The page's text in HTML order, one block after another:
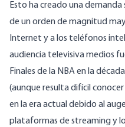
Esto ha creado una demanda
de un orden de magnitud
Internet y a los teléfonos
audiencia televisiva medios
Finales de la NBA en la
(aunque resulta difícil
en la era actual debido al
plataformas de streaming y